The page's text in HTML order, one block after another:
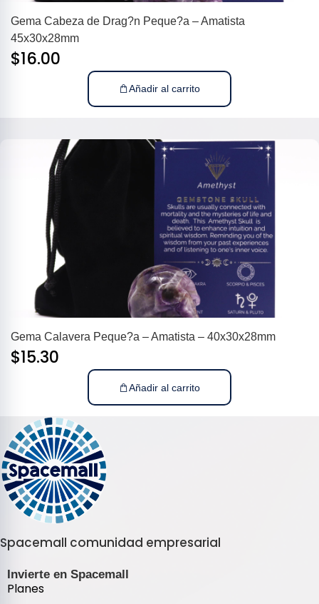
Gema Cabeza de Drag?n Peque?a – Amatista
45x30x28mm
$16.00
Añadir al carrito
Gema Calavera Peque?a – Amatista – 40x30x28mm
$15.30
Añadir al carrito
Spacemall comunidad empresarial
Invierte en Spacemall
Planes